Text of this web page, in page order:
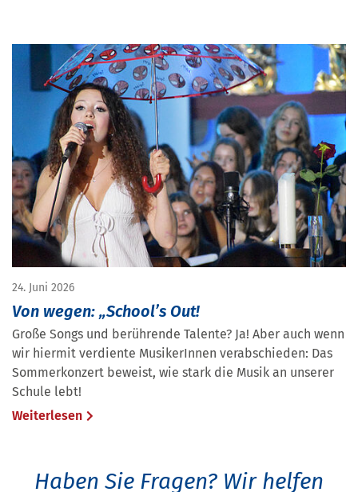
24. Juni 2026
Von wegen: „School’s Out!
Große Songs und berührende Talente? Ja! Aber auch wenn
wir hiermit verdiente MusikerInnen verabschieden: Das
Sommerkonzert beweist, wie stark die Musik an unserer
Schule lebt!
Weiterlesen
Haben Sie Fragen? Wir helfen